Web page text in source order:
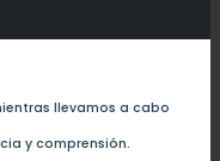
llevamos a cabo
y comprensión.
y acondicionamiento